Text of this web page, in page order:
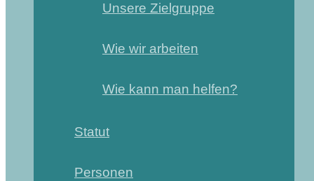
Unsere Zielgruppe
Wie wir arbeiten
Wie kann man helfen?
Statut
Personen